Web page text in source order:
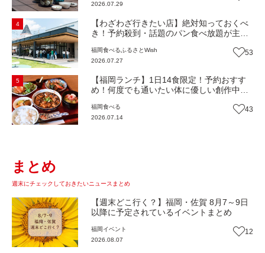
2026.07.29
4
【わざわざ行きたい店】絶対知っておくべ
き！予約殺到・話題のパン食べ放題が主
『bound garden』（福岡・新宮町）【まち
歩き】
福岡食べる ふるさとWish
2026.07.27
53
5
【福岡ランチ】1日14食限定！予約おすす
め！何度でも通いたい体に優しい創作中華
【まち歩き】
福岡食べる
2026.07.14
43
まとめ
週末にチェックしておきたいニュースまとめ
【週末どこ行く？】福岡・佐賀 8月7～9日
以降に予定されているイベントまとめ
福岡 イベント
2026.08.07
12